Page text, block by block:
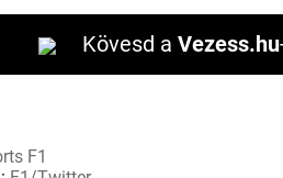
Kövesd a Vezess.hu
F1